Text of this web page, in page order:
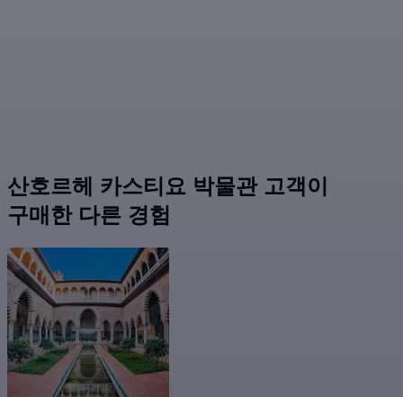
산호르헤 카스티요 박물관 고객이
구매한 다른 경험